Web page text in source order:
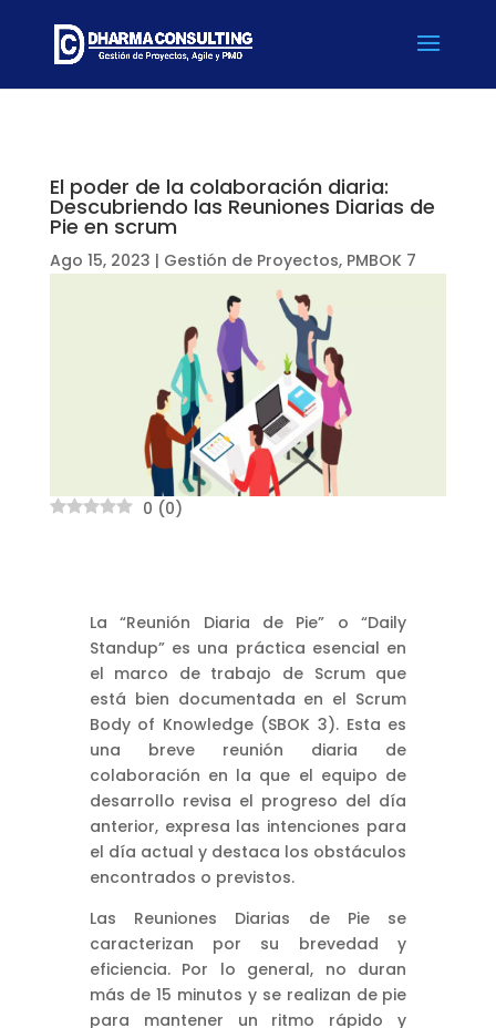
El poder de la colaboración diaria:
Descubriendo las Reuniones Diarias de
Pie en scrum
Ago 15, 2023 | Gestión de Proyectos, PMBOK 7
0 (0)
La “Reunión Diaria de Pie” o “Daily
Standup” es una práctica esencial en
el marco de trabajo de Scrum que
está bien documentada en el Scrum
Body of Knowledge (SBOK 3). Esta es
una breve reunión diaria de
colaboración en la que el equipo de
desarrollo revisa el progreso del día
anterior, expresa las intenciones para
el día actual y destaca los obstáculos
encontrados o previstos.
Las Reuniones Diarias de Pie se
caracterizan por su brevedad y
eficiencia. Por lo general, no duran
más de 15 minutos y se realizan de pie
para mantener un ritmo rápido y